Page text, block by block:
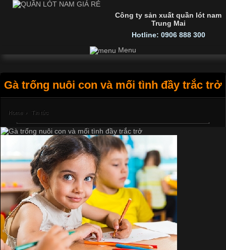
Công ty sản xuất quần lót nam
Trung Mai
Hotline: 0906 888 300
Menu
Gà trống nuôi con và mối tình đầy trắc trở
Home › Tin tức